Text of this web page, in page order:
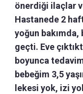
önerdiği ilaçlar
Hastanede 2
yoğun
geçti. Eve
boyunca
bebeğim 3,5
lekesi yok, izi